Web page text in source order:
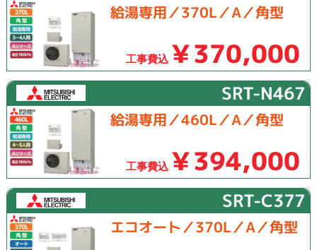
給湯専用／370L／A／角型
工事費込 ￥370,000
SRT-N467
給湯専用／460L／A／角型
工事費込 ￥394,000
SRT-C377
エコオート／370L／A／角型